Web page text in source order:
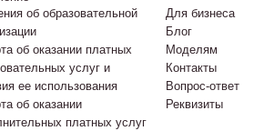
об образовательной
об оказании платных
услуг и
ее использования
об оказании
платных услуг
Для бизнеса
Блог
Моделям
Контакты
Вопрос-ответ
Реквизиты